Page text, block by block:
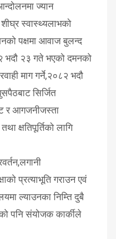
ज्यान
स्वास्थ्यलाभको
पक्षमा आवाज बुलन्द
भदौ २३ गते भएको दमनको
माग गर्ने,२०८२ भदौ
सिर्जित
र आगजनीजस्ता
क्षतिपूर्तिको लागि
प्रत्याभूति गराउन एवं
ल्याउनका निम्ति दुबै
पनि संयोजक कार्कीले